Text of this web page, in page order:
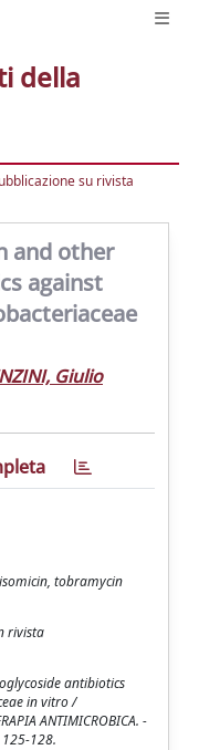
della
su rivista
and other
against
Giulio
tobramycin
rivista
antibiotics
in vitro /
ANTIMICROBICA. -
125-128.